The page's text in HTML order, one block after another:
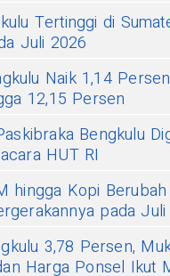
Tertinggi di
Juli 2026
Naik 1,14
12,15 Persen
Bengkulu
HUT RI
hingga Kopi
pada
3,78 Persen,
Harga Ponsel Ikut